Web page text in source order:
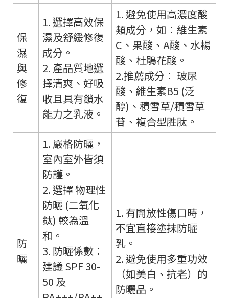
保
濕
與
修
復
1. 選擇高效保
濕及舒緩修復
成分。
2. 產品質地選
擇清爽、好吸
收且具有鎖水
能力之乳液。
1. 避免使用高濃度酸
類成分，如：維生素
C、果酸、A酸、水楊
酸、杜鵑花酸。
2.推薦成分： 玻尿
酸、維生素B5 (泛
醇)、積雪草/積雪草
苷、複合型胜肽。
防
曬
1. 嚴格防曬，
室內室外皆須
防護。
2. 選擇 物理性
防曬 (二氧化
鈦) 較為溫
和。
3. 防曬係數：
建議 SPF 30-
50 及
1. 有開放性傷口時，
不宜直接塗抹防曬
乳。
2. 避免使用多重功效
（如美白、抗老）的
防曬品。